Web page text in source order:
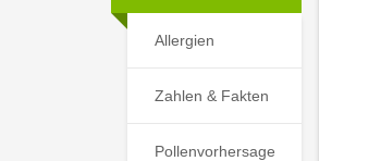
Allergien
Zahlen & Fakten
Pollenvorhersage